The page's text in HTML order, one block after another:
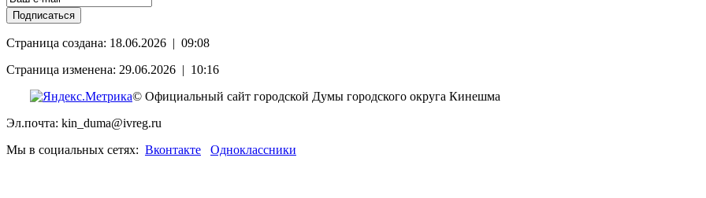
Страница создана: 18.06.2026 | 09:08
Страница изменена: 29.06.2026 | 10:16
© Официальный сайт городской Думы городского округа Кинешма
Эл.почта: kin_duma@ivreg.ru
Мы в социальных сетях: Вконтакте Одноклассники